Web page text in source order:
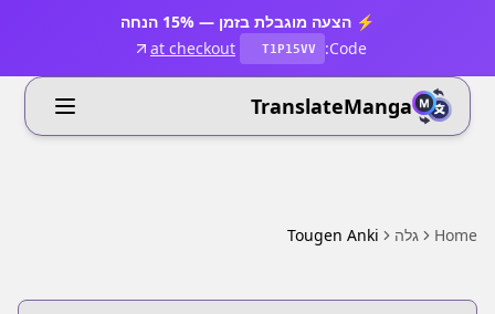
⚡ הצעה מוגבלת בזמן — 15% הנחה
Code:
T1P15VV
at checkout
TranslateManga
Home גלה Tougen Anki